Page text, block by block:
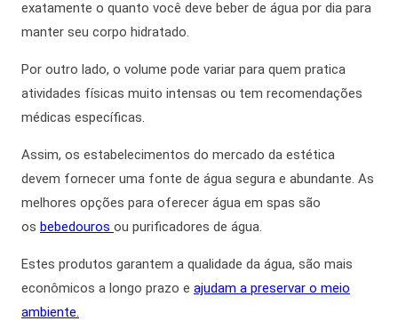
exatamente o quanto você deve beber de água por dia para
manter seu corpo hidratado.
Por outro lado, o volume pode variar para quem pratica
atividades físicas muito intensas ou tem recomendações
médicas específicas.
Assim, os estabelecimentos do mercado da estética
devem fornecer uma fonte de água segura e abundante. As
melhores opções para oferecer água em spas são
os bebedouros ou purificadores de água.
Estes produtos garantem a qualidade da água, são mais
econômicos a longo prazo e ajudam a preservar o meio
ambiente.